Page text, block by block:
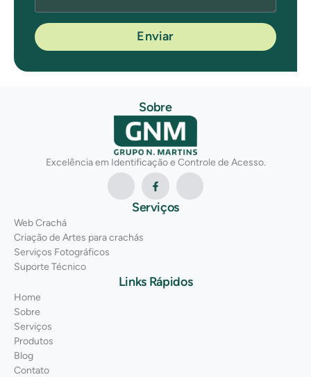
Enviar
Sobre
Excelência em Identificação e Controle de Acesso.
Serviços
Web Crachá
Criação de Artes para crachás
Serviços Fotográficos
Suporte Técnico
Links Rápidos
Home
Sobre
Serviços
Produtos
Blog
Contato